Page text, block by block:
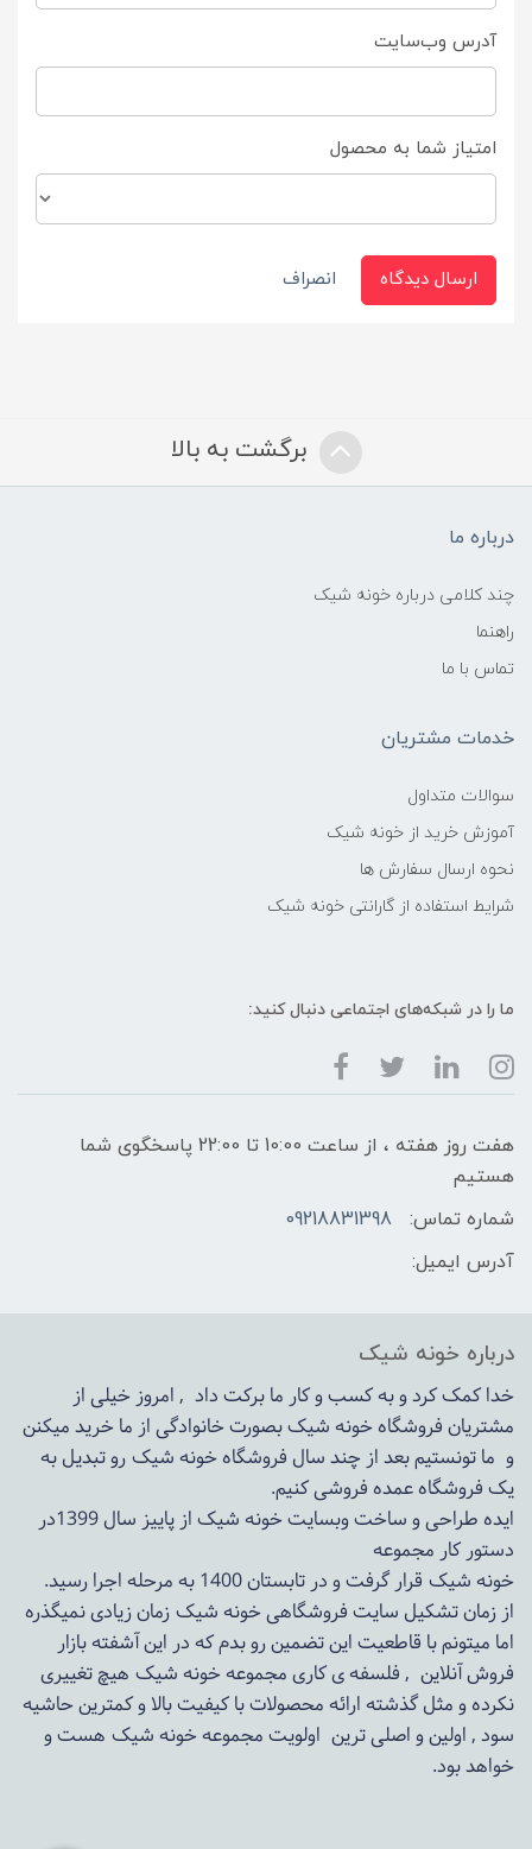
آدرس وب‌سایت
امتیاز شما به محصول
ارسال دیدگاه انصراف
برگشت به بالا
درباره ما
چند کلامی درباره خونه شیک
راهنما
تماس با ما
خدمات مشتریان
سوالات متداول
آموزش خرید از خونه شیک
نحوه ارسال سفارش ها
شرایط استفاده از گارانتی خونه شیک
ما را در شبکه‌های اجتماعی دنبال کنید:
هفت روز هفته ، از ساعت 10:00 تا 22:00 پاسخگوی شما
هستیم
شماره تماس:
09218831398
آدرس ایمیل:
درباره خونه شیک
خدا کمک کرد و به کسب و کار ما برکت داد , امروز خیلی از
مشتریان فروشگاه خونه شیک بصورت خانوادگی از ما خرید میکنن
و ما تونستیم بعد از چند سال فروشگاهخونه شیکرو تبدیل به
یک فروشگاه عمده فروشی کنیم.
ایده طراحی و ساخت وبسایت خونه شیک از پاییز سال 1399در
دستور کار مجموعه
خونه شیک قرار گرفت و در تابستان 1400 به مرحله اجرا رسید.
از زمان تشکیل سایت فروشگاهیخونه شیکزمان زیادی نمیگذره
اما میتونم با قاطعیت این تضمین رو بدم که در این آشفته بازار
فروش آنلاین , فلسفه ی کاری مجموعهخونه شیک هیچ تغییری
نکرده و مثل گذشته ارائه محصولات با کیفیت بالا و کمترین حاشیه
سود , اولین و اصلی ترین اولویت مجموعهخونه شیک هست و
خواهد بود.